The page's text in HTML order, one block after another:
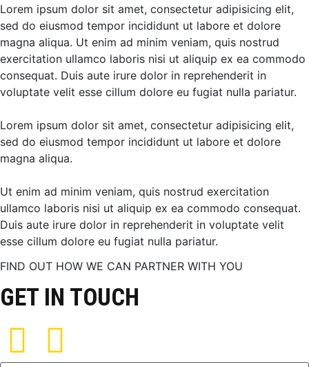
Lorem ipsum dolor sit amet, consectetur adipisicing elit,
sed do eiusmod tempor incididunt ut labore et dolore
magna aliqua. Ut enim ad minim veniam, quis nostrud
exercitation ullamco laboris nisi ut aliquip ex ea commodo
consequat. Duis aute irure dolor in reprehenderit in
voluptate velit esse cillum dolore eu fugiat nulla pariatur.
Lorem ipsum dolor sit amet, consectetur adipisicing elit,
sed do eiusmod tempor incididunt ut labore et dolore
magna aliqua.
Ut enim ad minim veniam, quis nostrud exercitation
ullamco laboris nisi ut aliquip ex ea commodo consequat.
Duis aute irure dolor in reprehenderit in voluptate velit
esse cillum dolore eu fugiat nulla pariatur.
FIND OUT HOW WE CAN PARTNER WITH YOU
GET IN TOUCH